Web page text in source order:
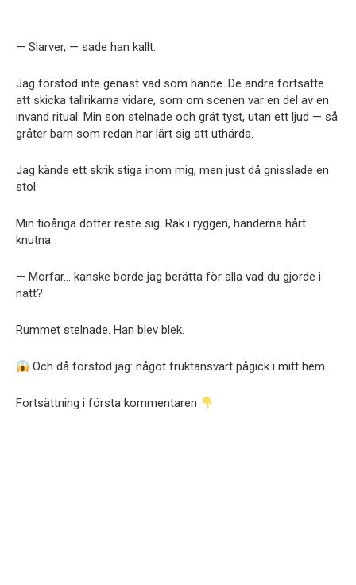
— Slarver, — sade han kallt.
Jag förstod inte genast vad som hände. De andra fortsatte
att skicka tallrikarna vidare, som om scenen var en del av en
invand ritual. Min son stelnade och grät tyst, utan ett ljud — så
gråter barn som redan har lärt sig att uthärda.
Jag kände ett skrik stiga inom mig, men just då gnisslade en
stol.
Min tioåriga dotter reste sig. Rak i ryggen, händerna hårt
knutna.
— Morfar… kanske borde jag berätta för alla vad du gjorde i
natt?
Rummet stelnade. Han blev blek.
Och då förstod jag: något fruktansvärt pågick i mitt hem.
Fortsättning i första kommentaren